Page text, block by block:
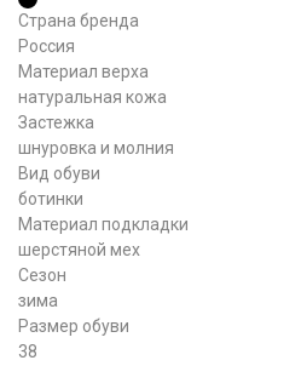
Страна бренда
Россия
Материал верха
натуральная кожа
Застежка
шнуровка и молния
Вид обуви
ботинки
Материал подкладки
шерстяной мех
Сезон
зима
Размер обуви
38